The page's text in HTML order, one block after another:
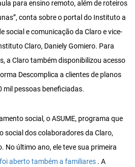
para ensino remoto, além de roteiros
conta sobre o portal do Instituto a
social e comunicação da Claro e vice-
Claro, Daniely Gomiero. Para
a Claro também disponibilizou acesso
Descomplica a clientes de planos
mil pessoas beneficiadas.
social, o ASUME, programa que
social dos colaboradores da Claro,
No último ano, ele teve sua primeira
aberto também a familiares . A